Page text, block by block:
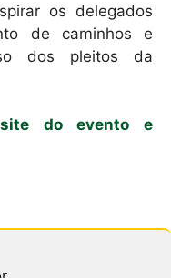
os delegados
de caminhos e
dos pleitos da
do evento e